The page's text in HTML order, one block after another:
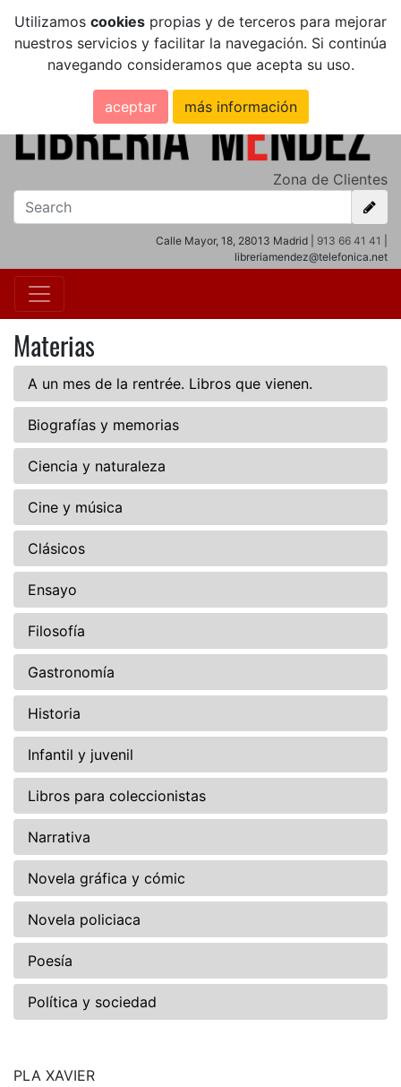
Utilizamos cookies propias y de terceros para mejorar
nuestros servicios y facilitar la navegación. Si continúa
navegando consideramos que acepta su uso.
aceptar más información
Zona de Clientes
Calle Mayor, 18, 28013 Madrid | 913 66 41 41
libreriamendez@telefonica.net
Materias
A un mes de la rentrée. Libros que vienen.
Biografías y memorias
Ciencia y naturaleza
Cine y música
Clásicos
Ensayo
Filosofía
Gastronomía
Historia
Infantil y juvenil
Libros para coleccionistas
Narrativa
Novela gráfica y cómic
Novela policiaca
Poesía
Política y sociedad
PLA XAVIER